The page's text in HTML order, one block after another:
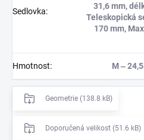
Sedlovka:
31,6 mm,
Teleskopická
170 mm,
Hmotnost: M ‒
Geometrie (138.8 kB)
Doporučená velikost (51.6 kB)